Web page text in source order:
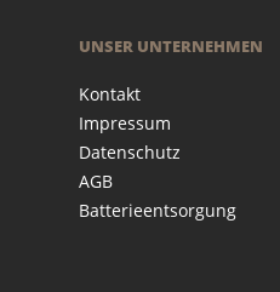
UNSER UNTERNEHMEN
Kontakt
Impressum
Datenschutz
AGB
Batterieentsorgung